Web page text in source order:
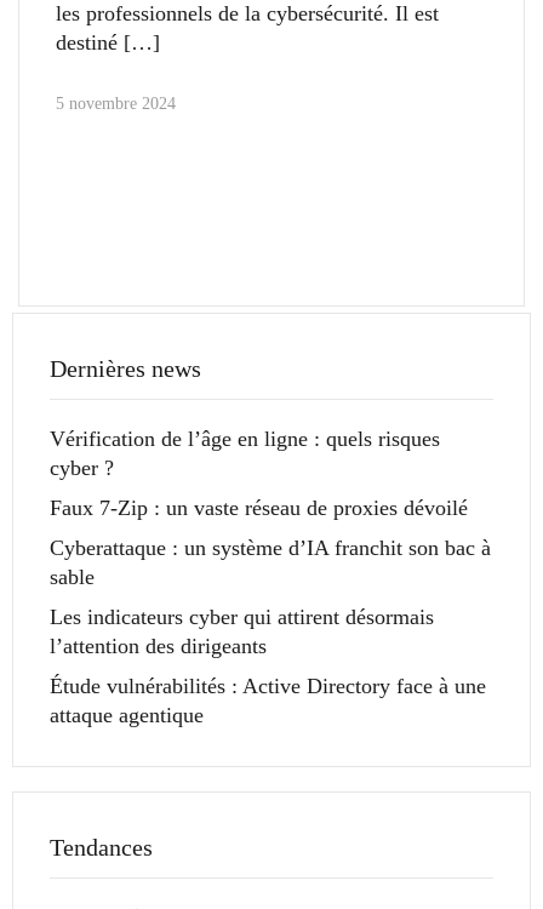
les professionnels de la cybersécurité. Il est
destiné
5 novembre 2024
Dernières news
Vérification de l’âge en ligne : quels risques
cyber ?
Faux 7-Zip : un vaste réseau de proxies dévoilé
Cyberattaque : un système d’IA franchit son bac à
sable
Les indicateurs cyber qui attirent désormais
l’attention des dirigeants
Étude vulnérabilités : Active Directory face à une
attaque agentique
Tendances